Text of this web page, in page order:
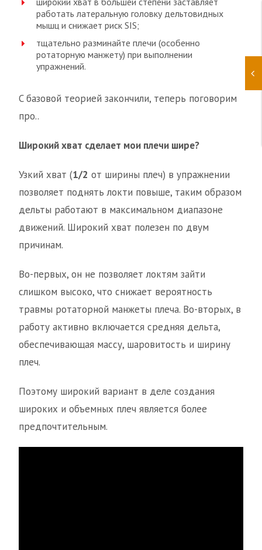
работать латеральную головку дельтовидных
мышц и снижает риск SIS;
тщательно разминайте плечи (особенно
ротаторную манжету) при выполнении
упражнений.
C базовой теорией закончили, теперь поговорим
про..
Широкий хват сделает мои плечи шире?
Узкий хват (1/2 от ширины плеч) в упражнении
позволяет поднять локти повыше, таким образом
дельты работают в максимальном диапазоне
движений. Широкий хват полезен по двум
причинам.
Во-первых, он не позволяет локтям зайти
слишком высоко, что снижает вероятность
травмы ротаторной манжеты плеча. Во-вторых, в
работу активно включается средняя дельта,
обеспечивающая массу, шаровитость и ширину
плеч.
Поэтому широкий вариант в деле создания
широких и объемных плеч является более
предпочтительным.